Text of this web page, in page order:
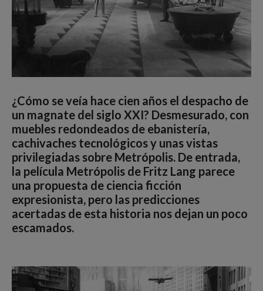
¿Cómo se veía hace cien años el despacho de
un magnate del siglo XXI? Desmesurado, con
muebles redondeados de ebanistería,
cachivaches tecnológicos y unas vistas
privilegiadas sobre Metrópolis. De entrada,
la película Metrópolis de Fritz Lang parece
una propuesta de ciencia ficción
expresionista, pero las predicciones
acertadas de esta historia nos dejan un poco
escamados.